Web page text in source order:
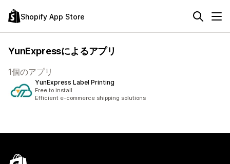
Shopify App Store
YunExpressによるアプリ
1個のアプリ
YunExpress Label Printing
Free to install
Efficient e-commerce shipping solutions